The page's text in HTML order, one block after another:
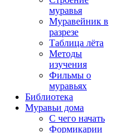
муравья
Муравейник в
разрезе
Таблица лёта
Методы
изучения
Фильмы о
муравьях
Библиотека
Муравьи дома
С чего начать
Формикарии